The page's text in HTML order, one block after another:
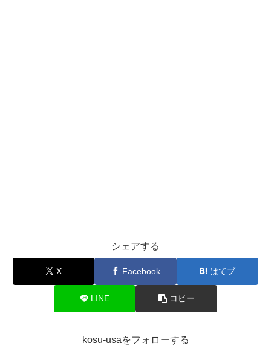
シェアする
X Facebook はてブ
LINE コピー
kosu-usaをフォローする